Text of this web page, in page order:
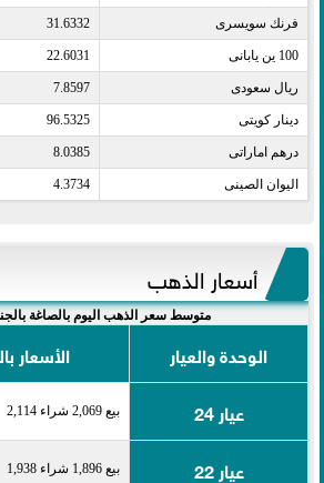
فرنك سويسرى​ 31.6332
100 ين يابانى​ 22.6031
ريال سعودى​ 7.8597
دينار كويتى​ 96.5325
درهم اماراتى​ 8.0385
اليوان الصينى​ 4.3734
أسعار الذهب
متوسط سعر الذهب اليوم بالصاغة
الوحدة والعيار
الأسعار
عيار 24
بيع 2,069 شراء 2,114
عيار 22 بيع 1,896 شراء 1,938